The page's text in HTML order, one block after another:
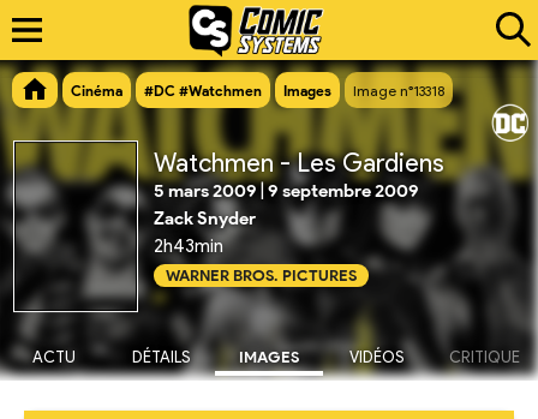
Cinéma #DC #Watchmen Images Image n°13318
Watchmen - Les Gardiens
5 mars 2009|9 septembre 2009
Zack Snyder
2h43min
WARNER BROS. PICTURES
ACTU DÉTAILS IMAGES VIDÉOS CRITIQUE